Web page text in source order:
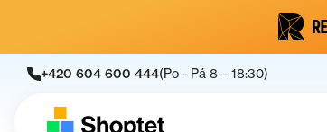
+420 604 600 444(Po - Pá 8 – 18:30)